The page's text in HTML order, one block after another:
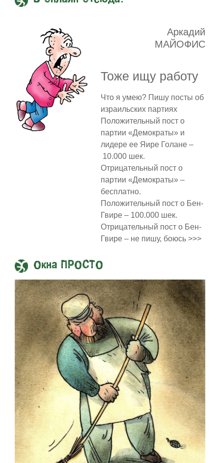
Аркадий
МАЙОФИС
Тоже ищу работу
Что я умею? Пишу посты об
израильских партиях
Положительный пост о
партии «Демократы» и
лидере ее Яире Голане –
10.000 шек.
Отрицательный пост о
партии «Демократы» –
бесплатно.
Положительный пост о Бен-
Гвире – 100.000 шек.
Отрицательный пост о Бен-
Гвире – не пишу, боюсь >>>
Окна ПРОСТО